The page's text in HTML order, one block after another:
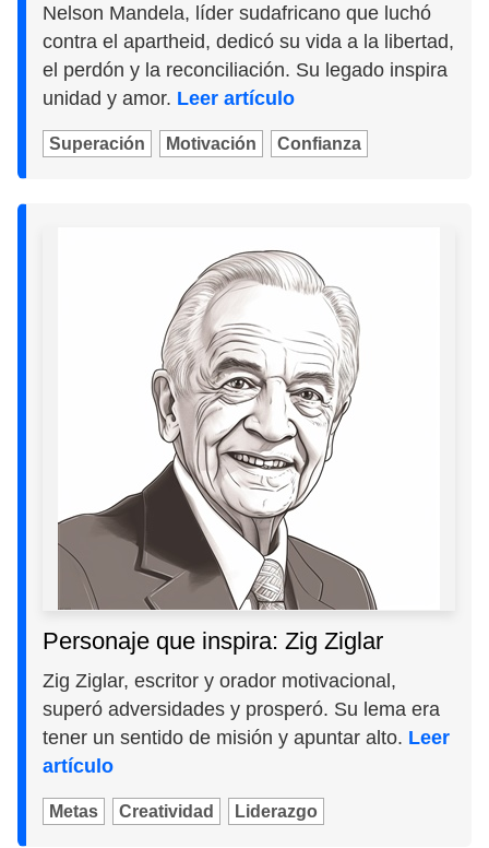
Nelson Mandela, líder sudafricano que luchó
contra el apartheid, dedicó su vida a la libertad,
el perdón y la reconciliación. Su legado inspira
unidad y amor. Leer artículo
Superación Motivación Confianza
Personaje que inspira: Zig Ziglar
Zig Ziglar, escritor y orador motivacional,
superó adversidades y prosperó. Su lema era
tener un sentido de misión y apuntar alto. Leer
artículo
Metas Creatividad Liderazgo